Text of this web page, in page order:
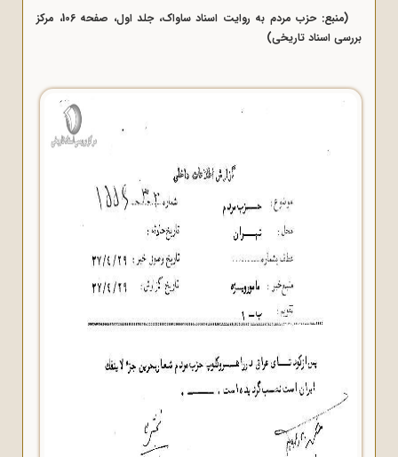
(منبع: حزب مردم به روایت اسناد ساواک، جلد اول، صفحه 106، مرکز
بررسی اسناد تاریخی)